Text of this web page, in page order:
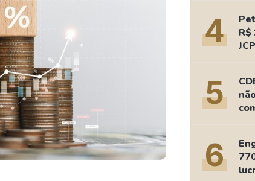
Coca-Cola
Ver todos 4
R$
5
6